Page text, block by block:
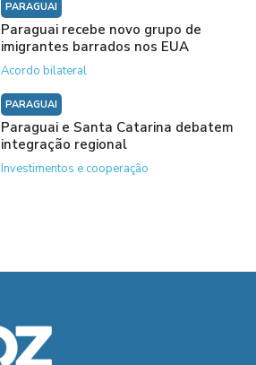
PARAGUAI
Paraguai recebe novo grupo de
imigrantes barrados nos EUA
Acordo bilateral
PARAGUAI
Paraguai e Santa Catarina debatem
integração regional
Investimentos e cooperação